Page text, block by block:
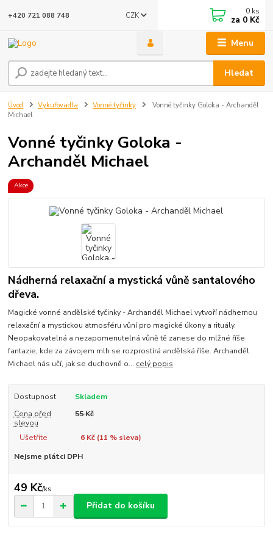
Menu
CZK
Hledat
+420 721 088 748 0 ks
za 0 Kč
Úvod Vykuřovadla Vonné tyčinky
Vonné tyčinky Goloka - Archanděl
Michael
Vonné tyčinky Goloka -
Archanděl Michael
Akce
Nádherná relaxační a mystická vůně santalového
dřeva.
Magické vonné andělské tyčinky - Archanděl Michael vytvoří nádhernou
relaxační a mystickou atmosféru vůní pro magické úkony a rituály.
Neopakovatelná a nezapomenutelná vůně tě zanese do mlžné říše
fantazie, kde za závojem mlh se rozprostírá andělská říše. Archanděl
Michael nás učí, jak se duchovně o... celý popis
Dostupnost
Skladem
Cena před
slevou
55 Kč
Ušetříte 6 Kč (11 % sleva)
Nejsme plátci DPH
49 Kč/ks
Přidat do košíku